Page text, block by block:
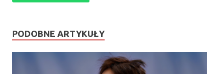
PODOBNE ARTYKUŁY